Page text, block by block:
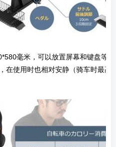
毫米，可以放置屏幕和键盘等
在使用时也相对安静（骑车时最高